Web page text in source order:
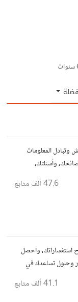
المعلومات
وأسئلتك،
47.6 ألف متابع
استفساراتك، واحصل
وحلول تساعدك في
41.1 ألف متابع